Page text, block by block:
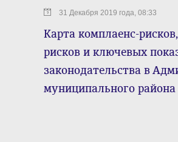
31 Декабря 2019 года, 08:33
Карта комплаенс-
рисков и ключевых
законодательства в
муниципального района